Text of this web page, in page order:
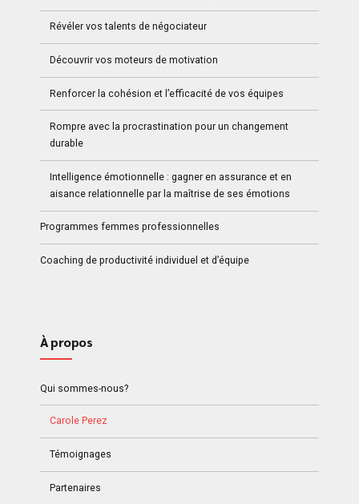
Révéler vos talents de négociateur
Découvrir vos moteurs de motivation
Renforcer la cohésion et l’efficacité de vos équipes
Rompre avec la procrastination pour un changement
durable
Intelligence émotionnelle : gagner en assurance et en
aisance relationnelle par la maîtrise de ses émotions
Programmes femmes professionnelles
Coaching de productivité individuel et d’équipe
À propos
Qui sommes-nous?
Carole Perez
Témoignages
Partenaires